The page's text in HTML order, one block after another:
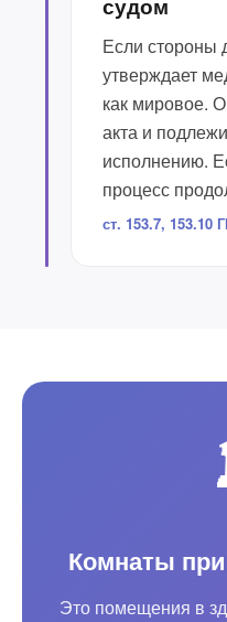
судом
Если стороны
утверждает
как мировое.
акта и
исполнению.
процесс
ст. 153.7, 153.10
Комнаты
Это помещения в